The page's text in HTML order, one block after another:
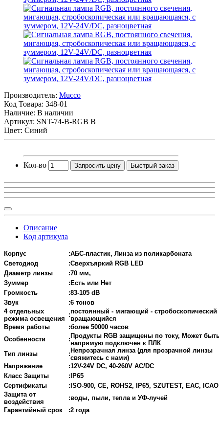
Производитель: Mucco
Код Товара: 348-01
Наличие: В наличии
Артикул: SNT-74-B-RGB B
Цвет: Синий
Кол-во Запросить цену Быстрый заказ
Описание
Код артикула
Корпус :АБС-пластик, Линза из поликарбоната
Светодиод
:Сверхъяркий RGB LED
Диаметр линзы
:70 мм,
Зуммер
: Есть или Нет
Громкость
:83-105 dB
Звук
:6 тонов
4 отдельных
режима освещения
:постоянный - мигающий - стробоскопический
вращающийся
Время работы
:более 50000 часов
Особенности
: Продукты RGB защищены по току, Может
напрямую подключен к ПЛК
Тип линзы
: Непрозрачная линза (для прозрачной линзы
свяжитесь с нами)
Напряжение
:12V-24V DC, 40-260V AC/DC
Класс Защиты
: IP65
Сертификаты
: ISO-900, CE, ROHS2, IP65, SZUTEST, EAC, ICAO
Защита от
воздействия
:воды, пыли, тепла и УФ-лучей
Гарантийный срок
:2 года